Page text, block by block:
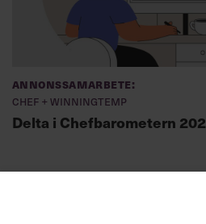
Annonssamarbete:
Chef + Winningtemp
Delta i Chefbarometern 2026